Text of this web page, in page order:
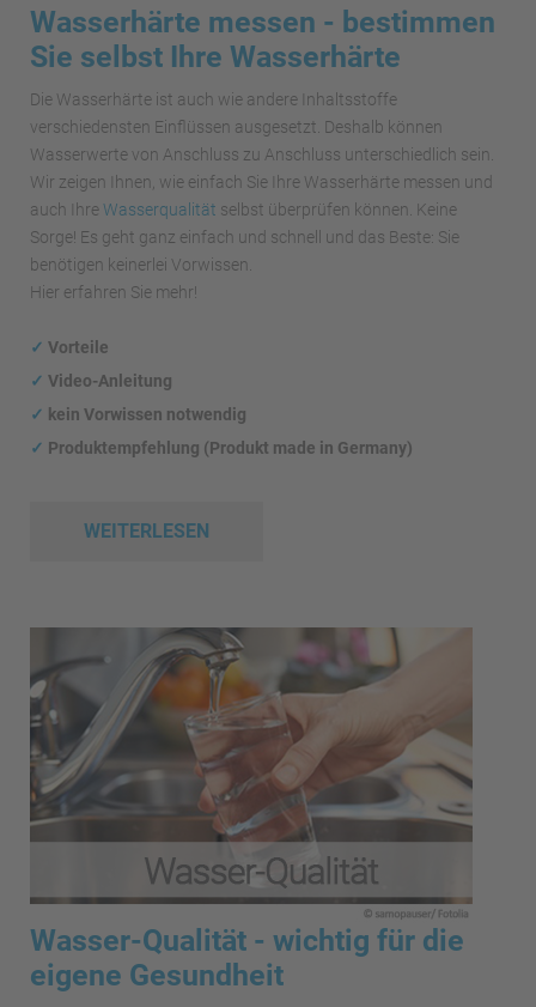
Wasserhärte messen - bestimmen
Sie selbst Ihre Wasserhärte
Die Wasserhärte ist auch wie andere Inhaltsstoffe
verschiedensten Einflüssen ausgesetzt. Deshalb können
Wasserwerte von Anschluss zu Anschluss unterschiedlich sein.
Wir zeigen Ihnen, wie einfach Sie Ihre Wasserhärte messen und
auch IhreWasserqualität selbst überprüfen können. Keine
Sorge! Es geht ganz einfach und schnell und das Beste: Sie
benötigen keinerlei Vorwissen.
Hier erfahren Sie mehr!
✓ Vorteile
✓ Video-Anleitung
✓ kein Vorwissen notwendig
✓ Produktempfehlung (Produkt made in Germany)
WEITERLESEN
Wasser-Qualität - wichtig für die
eigene Gesundheit